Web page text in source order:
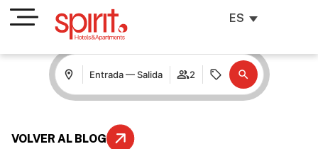
ES
Entrada — Salida 2
VOLVER AL BLOG